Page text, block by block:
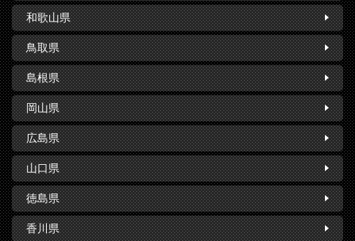
和歌山県
鳥取県
島根県
岡山県
広島県
山口県
徳島県
香川県